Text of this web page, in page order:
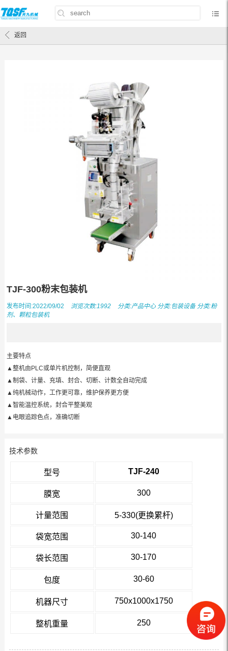
首页/产品中心 TJF-300粉末包装机
返回
TJF-300粉末包装机
发布时间:2022/09/02 浏览次数:1992 分类:产品中心 分类:包装设备分类:粉
剂、颗粒包装机
主要特点
▲整机由PLC或单片机控制，简便直观
▲制袋、计量、充填、封合、切断、计数全自动完成
▲纯机械动作，工作更可靠，维护保养更方便
▲智能温控系统，封合平整美观
▲电眼追踪色点，准确切断
技术参数
型号 TJF-240
膜宽 300
计量范围 5-330(更换累杆)
袋宽范围 30-140
袋长范围 30-170
包度 30-60
机器尺寸 750x1000x1750
整机重量 250